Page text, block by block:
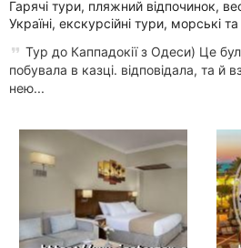
Гарячі тури, пляжний відпочинок,
Україні, екскурсійні тури, морські
Тур до Каппадокії з Одеси) Це
побувала в казці. відповідала, та й
нею...